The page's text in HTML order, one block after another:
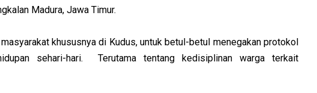
Madura, Jawa Timur.
khususnya di Kudus, untuk betul-betul menegakan protokol
sehari-hari.
Terutama tentang kedisiplinan warga terkait